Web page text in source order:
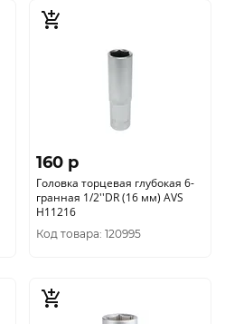
160 p
Головка торцевая глубокая 6-
гранная 1/2''DR (16 мм) AVS
H11216
Код товара: 120995